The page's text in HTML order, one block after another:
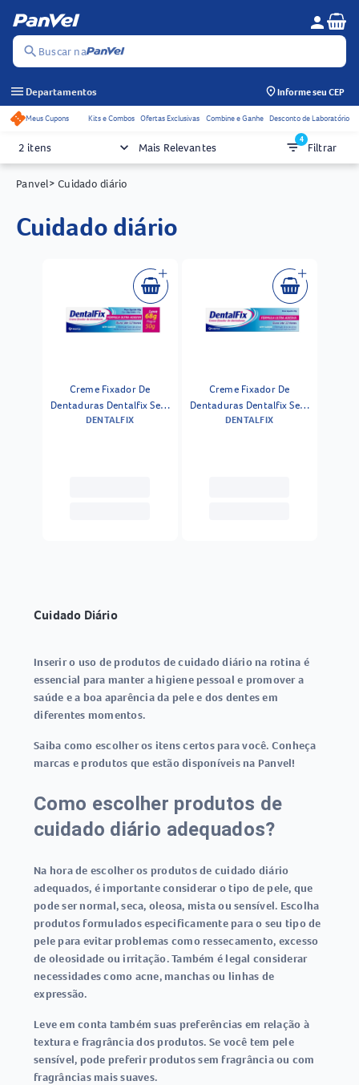
search Buscar na
Menu do
person
menu Departamentos Informe seu CEP
Acessos rápidos do cabeçalho
Meus Cupons Kits e Combos Ofertas Exclusivas Combine e Ganhe Desconto de Laboratório
2 itens keyboard_arrow_down Mais Relevantes filter_list4
Filtrar
Panvel> Cuidado diário
cuidado diário
Creme Fixador De
Dentaduras Dentalfix Sem
Sabor Leve 68g Pague 50g
DENTALFIX
Creme Fixador De
Dentaduras Dentalfix Sem
Sabor 40g
DENTALFIX
Cuidado Diário
Inserir o uso de produtos de cuidado diário na rotina é
essencial para manter a higiene pessoal e promover a
saúde e a boa aparência da pele e dos dentes em
diferentes momentos.
Saiba como escolher os itens certos para você. Conheça
marcas e produtos que estão disponíveis na Panvel!
Como escolher produtos de
cuidado diário adequados?
Na hora de escolher os produtos de cuidado diário
adequados, é importante considerar o tipo de pele, que
pode ser normal, seca, oleosa, mista ou sensível. Escolha
produtos formulados especificamente para o seu tipo de
pele para evitar problemas como ressecamento, excesso
de oleosidade ou irritação. Também é legal considerar
necessidades como acne, manchas ou linhas de
expressão.
Leve em conta também suas preferências em relação à
textura e fragrância dos produtos. Se você tem pele
sensível, pode preferir produtos sem fragrância ou com
fragrâncias mais suaves.